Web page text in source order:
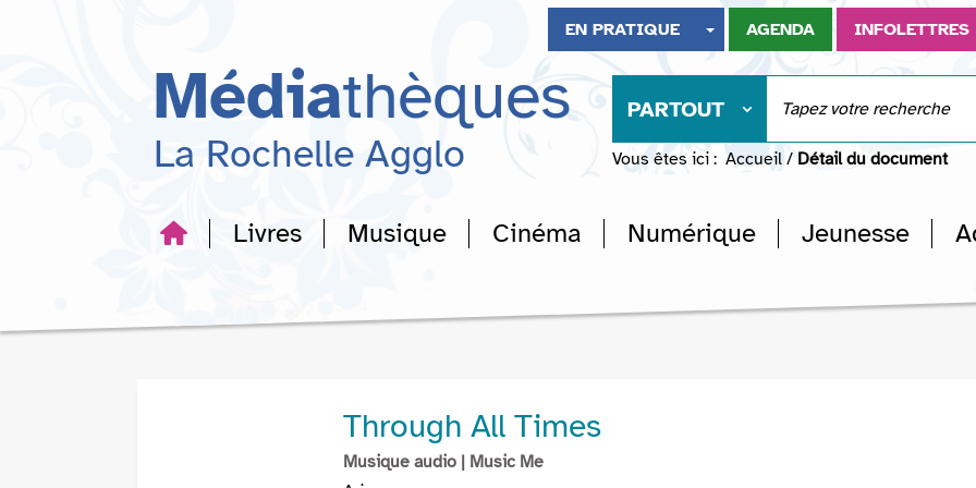
recherche
EN PRATIQUE AGENDA INFOLETTRES
Médiathèques
La Rochelle Agglo
PARTOUT
Vous êtes ici : Accueil / Détail du document
Livres Musique Cinéma Numérique Jeunesse
Through All Times
Musique audio | Music Me